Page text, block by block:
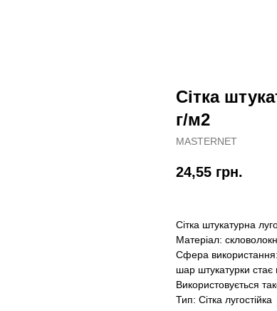
Сітка
г/м2
MASTERNET
24,55 грн.
Сітка штукатурна
Матеріал:
Сфера використання:
шар штукатурки стає
Використовується
Тип: Сітка лугостійка